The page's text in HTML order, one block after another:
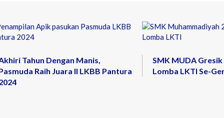
Tahun Dengan Manis,
Raih Juara II LKBB Pantura
SMK MUDA Gresik
Lomba LKTI Se-